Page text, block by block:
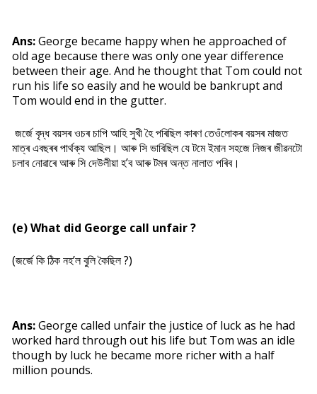
Ans:George became happy when he approached of
old age because there was only one year difference
between their age. And he thought that Tom could not
run his life so easily and he would be bankrupt and
Tom would end in the gutter.
জৰ্জে বৃদ্ধ বয়সৰ ওচৰ চাপি আহি সুখী হৈ পৰিছিল কাৰণ তেওঁলোকৰ বয়সৰ মাজত
মাত্ৰ এবছৰৰ পাৰ্থক্য আছিল। আৰু সি ভাবিছিল যে টমে ইমান সহজে নিজৰ জীৱনটো
চলাব নোৱাৰে আৰু সি দেউলীয়া হ’ব আৰু টমৰ অন্ত নালাত পৰিব।
(e) What did George call unfair ?
(জর্জে কি ঠিক নহ’ল বুলি কৈছিল ?)
Ans:George called unfair the justice of luck as he had
worked hard through out his life but Tom was an idle
though by luck he became more richer with a half
million pounds.